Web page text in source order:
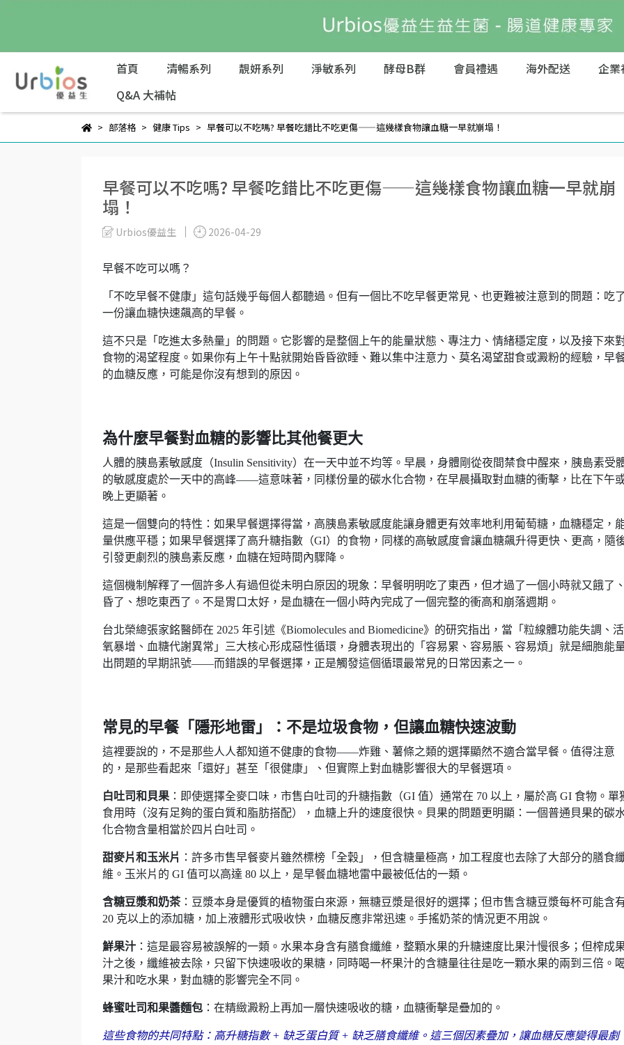
首頁 清暢系列 靚妍系列 淨敏系列 酵母B群 會員禮遇 海外配送 企業
Q&A 大補帖
部落格 健康 Tips 早餐可以不吃嗎? 早餐吃錯比不吃更傷——這幾樣食物讓血糖一早就崩塌！
早餐可以不吃嗎? 早餐吃錯比不吃更傷——這幾樣食物讓血糖一早就崩
塌！
Urbios優益生 2026-04-29
早餐不吃可以嗎？
「不吃早餐不健康」這句話幾乎每個人都聽過。但有一個比不吃早餐更常見、也更難被注意到的問題：吃了
一份讓血糖快速飆高的早餐。
這不只是「吃進太多熱量」的問題。它影響的是整個上午的能量狀態、專注力、情緒穩定度，以及接下來
食物的渴望程度。如果你有上午十點就開始昏昏欲睡、難以集中注意力、莫名渴望甜食或澱粉的經驗，早
的血糖反應，可能是你沒有想到的原因。
為什麼早餐對血糖的影響比其他餐更大
人體的胰島素敏感度（Insulin Sensitivity）在一天中並不均等。早晨，身體剛從夜間禁食中醒來，胰島素受
的敏感度處於一天中的高峰——這意味著，同樣份量的碳水化合物，在早晨攝取對血糖的衝擊，比在下午
晚上更顯著。
這是一個雙向的特性：如果早餐選擇得當，高胰島素敏感度能讓身體更有效率地利用葡萄糖，血糖穩定，
量供應平穩；如果早餐選擇了高升糖指數（GI）的食物，同樣的高敏感度會讓血糖飆升得更快、更高，隨
引發更劇烈的胰島素反應，血糖在短時間內驟降。
這個機制解釋了一個許多人有過但從未明白原因的現象：早餐明明吃了東西，但才過了一個小時就又餓了、
昏了、想吃東西了。不是胃口太好，是血糖在一個小時內完成了一個完整的衝高和崩落週期。
台北榮總張家銘醫師在 2025 年引述《Biomolecules and Biomedicine》的研究指出，當「粒線體功能失調、
氧暴增、血糖代謝異常」三大核心形成惡性循環，身體表現出的「容易累、容易脹、容易煩」就是細胞能
出問題的早期訊號——而錯誤的早餐選擇，正是觸發這個循環最常見的日常因素之一。
常見的早餐「隱形地雷」：不是垃圾食物，但讓血糖快速波動
這裡要說的，不是那些人人都知道不健康的食物——炸雞、薯條之類的選擇顯然不適合當早餐。值得注意
的，是那些看起來「還好」甚至「很健康」、但實際上對血糖影響很大的早餐選項。
白吐司和貝果 ：即使選擇全麥口味，市售白吐司的升糖指數（GI 值）通常在 70 以上，屬於高 GI 食物。單
食用時（沒有足夠的蛋白質和脂肪搭配），血糖上升的速度很快。貝果的問題更明顯：一個普通貝果的碳
化合物含量相當於四片白吐司。
甜麥片和玉米片 ：許多市售早餐麥片雖然標榜「全穀」，但含糖量極高，加工程度也去除了大部分的膳食
維。玉米片的 GI 值可以高達 80 以上，是早餐血糖地雷中最被低估的一類。
含糖豆漿和奶茶：豆漿本身是優質的植物蛋白來源，無糖豆漿是很好的選擇；但市售含糖豆漿每杯可能含
20 克以上的添加糖，加上液體形式吸收快，血糖反應非常迅速。手搖奶茶的情況更不用說。
鮮果汁 ：這是最容易被誤解的一類。水果本身含有膳食纖維，整顆水果的升糖速度比果汁慢很多；但榨成
汁之後，纖維被去除，只留下快速吸收的果糖，同時喝一杯果汁的含糖量往往是吃一顆水果的兩到三倍。
果汁和吃水果，對血糖的影響完全不同。
蜂蜜吐司和果醬麵包 ：在精緻澱粉上再加一層快速吸收的糖，血糖衝擊是疊加的。
這些食物的共同特點：高升糖指數 + 缺乏蛋白質 + 缺乏膳食纖維。這三個因素疊加，讓血糖反應變得最劇